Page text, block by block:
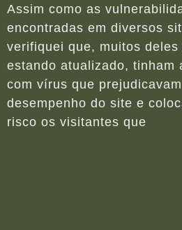
Assim como as
encontradas em diversos
verifiquei que, muitos deles
estando atualizado, tinham
com vírus que prejudicavam
desempenho do site e
risco os visitantes que